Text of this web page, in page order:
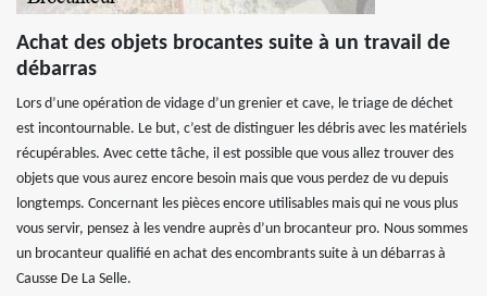
Achat des objets brocantes suite à un travail de
débarras
Lors d’une opération de vidage d’un grenier et cave, le triage de déchet
est incontournable. Le but, c’est de distinguer les débris avec les matériels
récupérables. Avec cette tâche, il est possible que vous allez trouver des
objets que vous aurez encore besoin mais que vous perdez de vu depuis
longtemps. Concernant les pièces encore utilisables mais qui ne vous plus
vous servir, pensez à les vendre auprès d’un brocanteur pro. Nous sommes
un brocanteur qualifié en achat des encombrants suite à un débarras à
Causse De La Selle.